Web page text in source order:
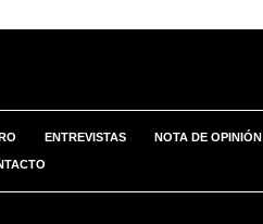
ENTREVISTAS NOTA DE OPINIÓN